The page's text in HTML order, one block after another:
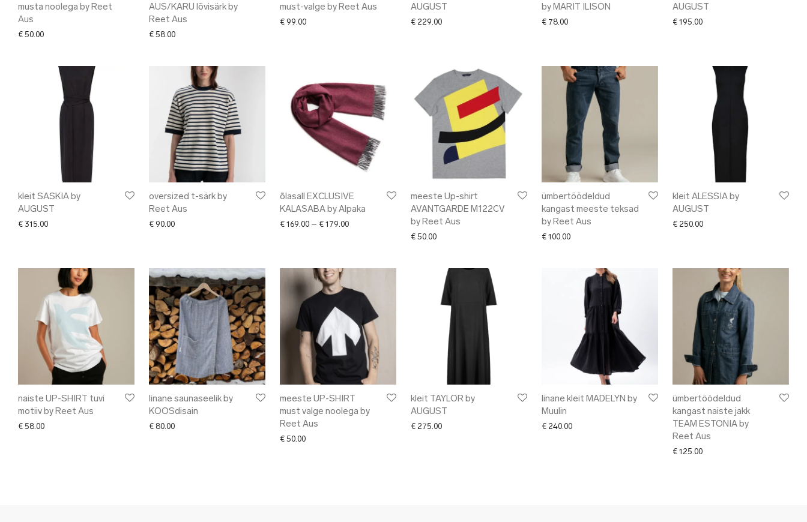
musta noolega by Reet
Aus
€ 50.00
AUS/KARU lõvisärk by
Reet Aus
€ 58.00
must-valge by Reet Aus
€ 99.00
AUGUST
€ 229.00
by MARIT ILISON
€ 78.00
AUGUST
€ 195.00
kleit SASKIA by
AUGUST
€ 315.00
oversized t-särk by
Reet Aus
€ 90.00
õlasall EXCLUSIVE
KALASABA by Alpaka
€ 169.00 – € 179.00Price range: € 169.00 through € 179.00
meeste Up-shirt
AVANTGARDE M122CV
by Reet Aus
€ 50.00
ümbertöödeldud
kangast meeste teksad
by Reet Aus
€ 100.00
kleit ALESSIA by
AUGUST
€ 250.00
naiste UP-SHIRT tuvi
motiiv by Reet Aus
€ 58.00
linane saunaseelik by
KOOSdisain
€ 80.00
meeste UP-SHIRT
must valge noolega by
Reet Aus
€ 50.00
kleit TAYLOR by
AUGUST
€ 275.00
linane kleit MADELYN by
Muulin
€ 240.00
ümbertöödeldud
kangast naiste jakk
TEAM ESTONIA by
Reet Aus
€ 125.00